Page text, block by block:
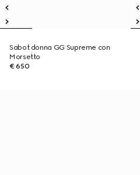
Sabot donna GG Supreme con
Morsetto
€ 650